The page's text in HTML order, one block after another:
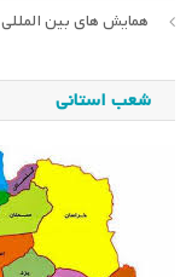
همایش های بین المللی
شعب استانی